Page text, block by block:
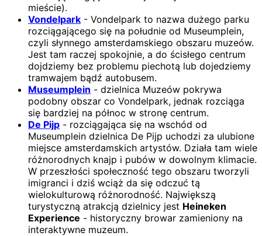
mieście).
Vondelpark - Vondelpark to nazwa dużego parku
rozciągającego się na południe od Museumplein,
czyli słynnego amsterdamskiego obszaru muzeów.
Jest tam raczej spokojnie, a do ścisłego centrum
dojdziemy bez problemu piechotą lub dojedziemy
tramwajem bądź autobusem.
Museumplein - dzielnica Muzeów pokrywa
podobny obszar co Vondelpark, jednak rozciąga
się bardziej na północ w stronę centrum.
De Pijp - rozciągająca się na wschód od
Museumplein dzielnica De Pijp uchodzi za ulubione
miejsce amsterdamskich artystów. Działa tam wiele
różnorodnych knajp i pubów w dowolnym klimacie.
W przeszłości społeczność tego obszaru tworzyli
imigranci i dziś wciąż da się odczuć tą
wielokulturową różnorodność. Największą
turystyczną atrakcją dzielnicy jest Heineken
Experience - historyczny browar zamieniony na
interaktywne muzeum.